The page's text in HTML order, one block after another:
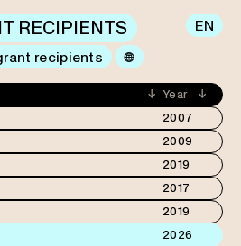
RECIPIENTS
recipients
EN
2007
2009
2019
2017
2019
2026